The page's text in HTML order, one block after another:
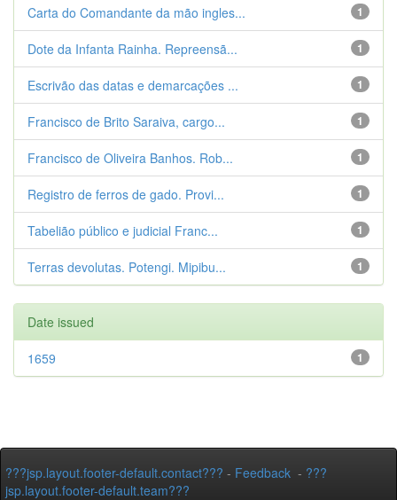
1
Carta do Comandante da mão ingles...
1
Dote da Infanta Rainha. Repreensã...
1
Escrivão das datas e demarcações ...
1
Francisco de Brito Saraiva, cargo...
1
Francisco de Oliveira Banhos. Rob...
1
Registro de ferros de gado. Provi...
1
Tabelião público e judicial Franc...
1
Terras devolutas. Potengi. Mipibu...
Date issued
1
1659
???jsp.layout.footer-default.contact??? - Feedback - ???
jsp.layout.footer-default.team???